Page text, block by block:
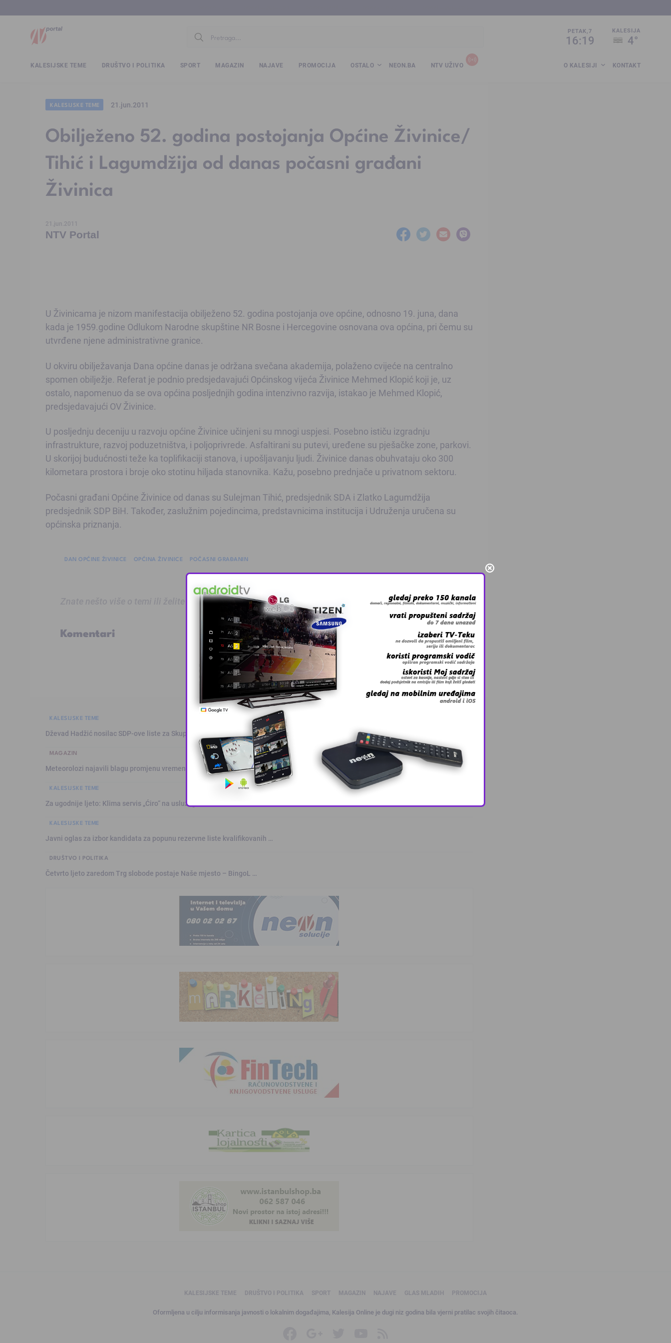
PETAK,7
16:19
KALESIJA
4°
KALESIJSKE TEME DRUŠTVO I POLITIKA SPORT MAGAZIN NAJAVE PROMOCIJA OSTALO NEON.BA NTV UŽIVO O KALESIJI KONTAKT
KALESIJSKE TEME 21.jun.2011
Obilježeno 52. godina postojanja Općine Živinice/
Tihić i Lagumdžija od danas počasni građani
Živinica
21.jun.2011
NTV Portal
U Živinicama je nizom manifestacija obilježeno 52. godina postojanja ove općine, odnosno 19. juna, dana
kada je 1959.godine Odlukom Narodne skupštine NR Bosne i Hercegovine osnovana ova općina, pri čemu su
utvrđene njene administrativne granice.
U okviru obilježavanja Dana općine danas je održana svečana akademija, polaženo cvijeće na centralno
spomen obilježje. Referat je podnio predsjedavajući Općinskog vijeća Živinice Mehmed Klopić koji je, uz
ostalo, napomenuo da se ova općina posljednjih godina intenzivno razvija, istakao je Mehmed Klopić,
predsjedavajući OV Živinice.
U posljednju deceniju u razvoju općine Živinice učinjeni su mnogi uspjesi. Posebno ističu izgradnju
infrastrukture, razvoj poduzetništva, i poljoprivrede. Asfaltirani su putevi, uređene su pješačke zone, parkovi.
U skorijoj budućnosti teže ka toplifikaciji stanova, i upošljavanju ljudi. Živinice danas obuhvataju oko 300
kilometara prostora i broje oko stotinu hiljada stanovnika. Kažu, posebno prednjače u privatnom sektoru.
Počasni građani Općine Živinice od danas su Sulejman Tihić, predsjednik SDA i Zlatko Lagumdžija
predsjednik SDP BiH. Također, zaslužnim pojedincima, predstavnicima institucija i Udruženja uručena su
općinska priznanja.
DAN OPĆINE ŽIVINICE OPĆINA ŽIVINICE POČASNI GRAĐANIN
Znate nešto više o temi ili želite prijaviti grešku u tekstu?
Komentari
KALESIJSKE TEME
Dževad Hadžić nosilac SDP-ove liste za Skupštinu Tuzlanskog kanton …
MAGAZIN
Meteorolozi najavili blagu promjenu vremena: Sutra pljuskovi i grmljav …
KALESIJSKE TEME
Za ugodnije ljeto: Klima servis „Ćiro“ na usluzi građanima
KALESIJSKE TEME
Javni oglas za izbor kandidata za popunu rezervne liste kvalifikovanih …
DRUŠTVO I POLITIKA
Četvrto ljeto zaredom Trg slobode postaje Naše mjesto – BingoL …
KALESIJSKE TEME DRUŠTVO I POLITIKA SPORT MAGAZIN NAJAVE GLAS MLADIH PROMOCIJA
Oformljena u cilju informisanja javnosti o lokalnim događajima, Kalesija Online je dugi niz godina bila vjerni pratilac svojih čitaoca.